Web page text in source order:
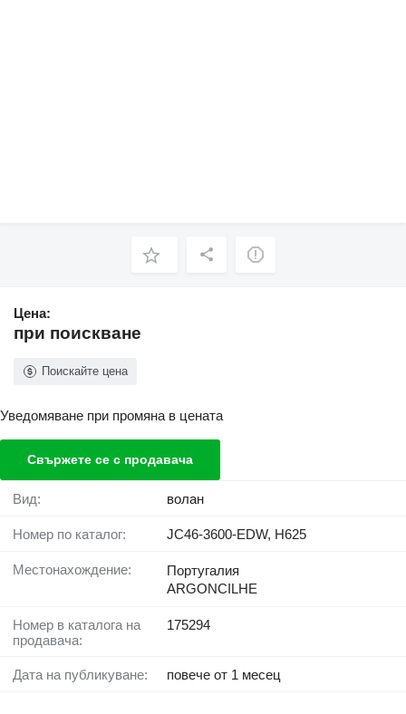
Цена:
при поискване
Поискайте цена
Уведомяване при промяна в цената
Свържете се с продавача
Вид: волан
Номер по каталог: JC46-3600-EDW, H625
Местонахождение:
Португалия
ARGONCILHE
Номер в каталога на
продавача:
175294
Дата на публикуване: повече от 1 месец